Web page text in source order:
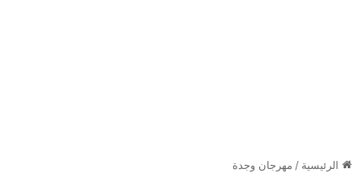
الرئيسية / مهرجان وجدة